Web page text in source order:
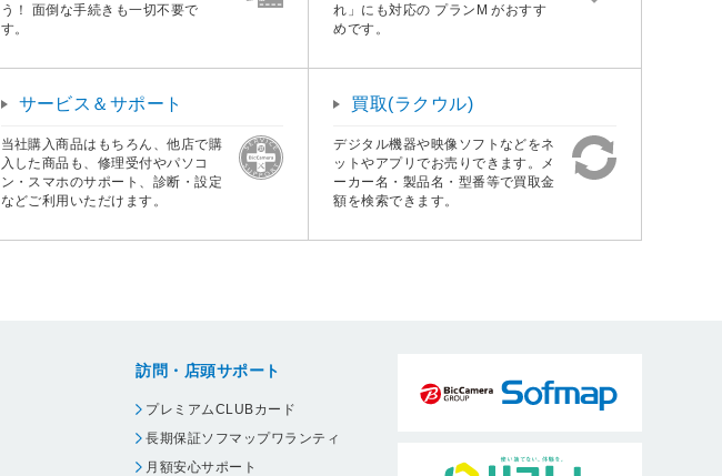
う！ 面倒な手続きも一切不要で
す。
れ」にも対応の プランM がおすす
めです。
サービス＆サポート
当社購入商品はもちろん、他店で購
入した商品も、修理受付やパソコ
ン・スマホのサポート、診断・設定
などご利用いただけます。
買取(ラクウル)
デジタル機器や映像ソフトなどをネ
ットやアプリでお売りできます。メ
ーカー名・製品名・型番等で買取金
額を検索できます。
訪問・店頭サポート
プレミアムCLUBカード
長期保証ソフマップワランティ
月額安心サポート